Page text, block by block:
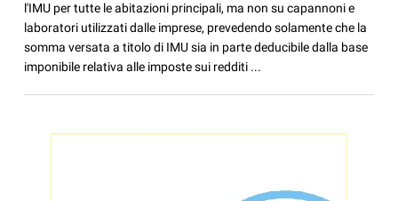
l'IMU per tutte le abitazioni principali, ma non su capannoni e
laboratori utilizzati dalle imprese, prevedendo solamente che la
somma versata a titolo di IMU sia in parte deducibile dalla base
imponibile relativa alle imposte sui redditi ...